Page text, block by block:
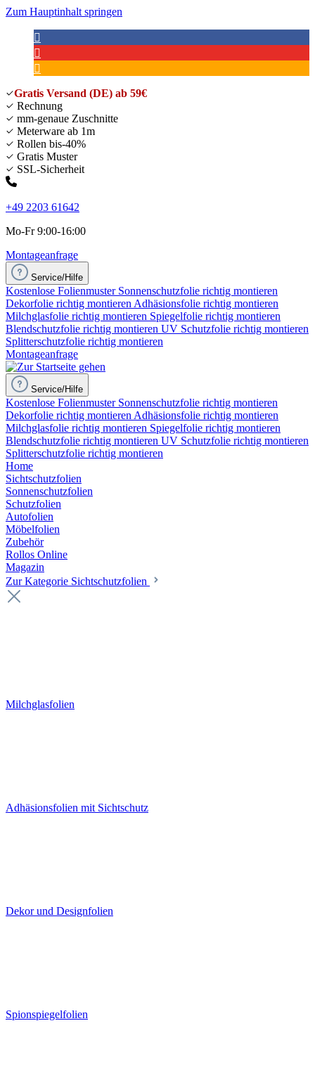
Zum Hauptinhalt springen
Gratis Versand (DE) ab 59€
Rechnung
mm-genaue Zuschnitte
Meterware ab 1m
Rollen bis-40%
Gratis Muster
SSL-Sicherheit
+49 2203 61642
Mo-Fr 9:00-16:00
Montageanfrage
Service/Hilfe
Kostenlose Folienmuster Sonnenschutzfolie richtig montieren
Dekorfolie richtig montieren Adhäsionsfolie richtig montieren
Milchglasfolie richtig montieren Spiegelfolie richtig montieren
Blendschutzfolie richtig montieren UV Schutzfolie richtig montieren
Splitterschutzfolie richtig montieren
Montageanfrage
Service/Hilfe
Kostenlose Folienmuster Sonnenschutzfolie richtig montieren
Dekorfolie richtig montieren Adhäsionsfolie richtig montieren
Milchglasfolie richtig montieren Spiegelfolie richtig montieren
Blendschutzfolie richtig montieren UV Schutzfolie richtig montieren
Splitterschutzfolie richtig montieren
Home
Sichtschutzfolien
Sonnenschutzfolien
Schutzfolien
Autofolien
Möbelfolien
Zubehör
Rollos Online
Magazin
Zur Kategorie Sichtschutzfolien
Milchglasfolien
Adhäsionsfolien mit Sichtschutz
Dekor und Designfolien
Spionspiegelfolien